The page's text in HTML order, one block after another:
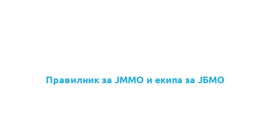
Правилник за ЈММО и екипа за ЈБМО